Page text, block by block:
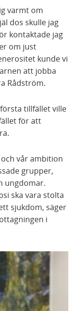
varmt om
dos skulle jag
kontaktade jag
om just
kunde vi
att jobba
Rådström.
tillfället ville
för att
vår ambition
grupper,
ungdomar.
ska vara stolta
sjukdom, säger
i